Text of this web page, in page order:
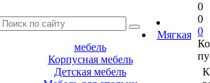
Мягкая
мебель
Корпусная мебель
Детская мебель
0
0
0